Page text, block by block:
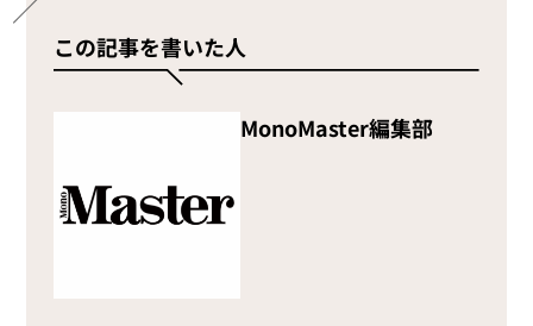
この記事を書いた人
MonoMaster編集部